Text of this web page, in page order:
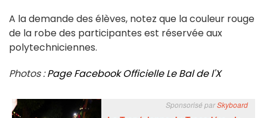
A la demande des élèves, notez que la couleur rouge
de la robe des participantes est réservée aux
polytechniciennes.
Photos :Page Facebook Officielle Le Bal de l'X